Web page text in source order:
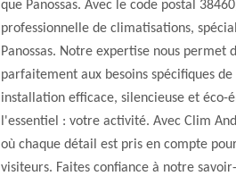
que Panossas. Avec le code postal
professionnelle de climatisations,
Panossas. Notre expertise nous
parfaitement aux besoins spécifiques
installation efficace, silencieuse et éco-
l'essentiel : votre activité. Avec Clim
où chaque détail est pris en compte
visiteurs. Faites confiance à notre